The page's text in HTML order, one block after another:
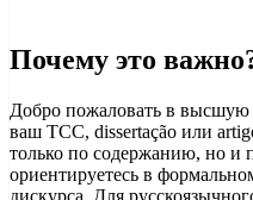
Почему это
Добро пожаловать в высшую
ваш TCC, dissertação или
только по содержанию, но и
ориентируетесь в